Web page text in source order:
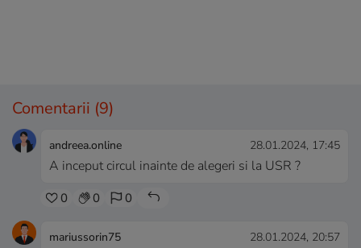
Comentarii (9)
andreea.online 28.01.2024, 17:45
A inceput circul inainte de alegeri si la USR ?
0 0 0
mariussorin75 28.01.2024, 20:57